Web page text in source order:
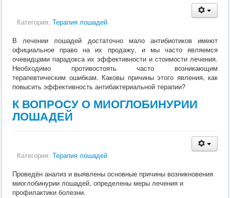
Инфекционные заболевания
Гинекология
Диагностика
Хирургия
ВСЭ
Лекарственные препараты
Токсикология
Патанатомия
Интересное
Кормление
Категория: Терапия лошадей
В лечении лошадей достаточно мало антибиотиков имеют
официальное право на их продажу, и мы часто являемся
очевидцами парадокса их эффективности и стоимости лечения.
Необходимо противостоять часто возникающим
терапевтическим ошибкам. Каковы причины этого явления, как
повысить эффективность антибактериальной терапии?
К ВОПРОСУ О МИОГЛОБИНУРИИ
ЛОШАДЕЙ
Категория: Терапия лошадей
Проведён анализ и выявлены основные причины возникновения
миоглобинурии лошадей, определены меры лечения и
профилактики болезни.